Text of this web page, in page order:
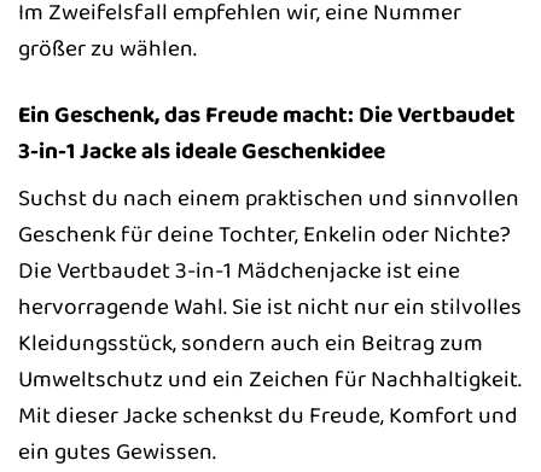
Im Zweifelsfall empfehlen wir, eine Nummer
größer zu wählen.
Ein Geschenk, das Freude macht: Die Vertbaudet
3-in-1 Jacke als ideale Geschenkidee
Suchst du nach einem praktischen und sinnvollen
Geschenk für deine Tochter, Enkelin oder Nichte?
Die Vertbaudet 3-in-1 Mädchenjacke ist eine
hervorragende Wahl. Sie ist nicht nur ein stilvolles
Kleidungsstück, sondern auch ein Beitrag zum
Umweltschutz und ein Zeichen für Nachhaltigkeit.
Mit dieser Jacke schenkst du Freude, Komfort und
ein gutes Gewissen.